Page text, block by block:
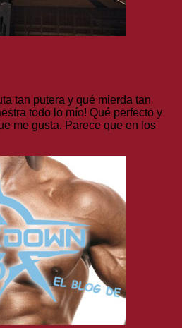
tan putera y qué mierda tan
todo lo mío! Qué perfecto y
me gusta. Parece que en los